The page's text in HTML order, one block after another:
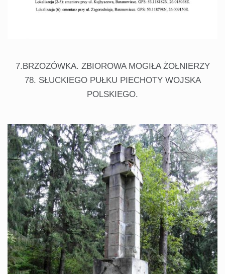
7.BRZOZÓWKA. ZBIOROWA MOGIŁA ŻOŁNIERZY
78. SŁUCKIEGO PUŁKU PIECHOTY WOJSKA
POLSKIEGO.